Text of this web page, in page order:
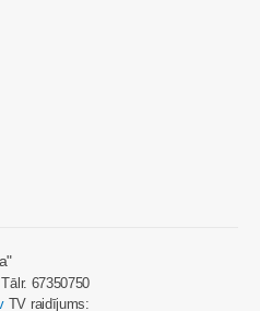
67350750
TV raidījums: